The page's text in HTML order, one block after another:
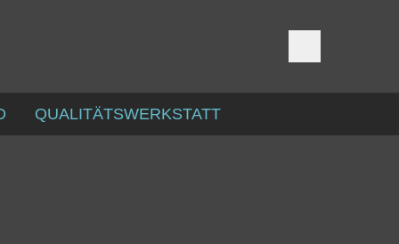
QUALITÄTSWERKSTATT